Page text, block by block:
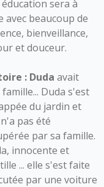
sera à
avec beaucoup de
bienveillance,
et douceur.
: Duda avait
Duda s'est
du jardin et
pas été
par sa famille.
innocente et
... elle s'est faite
par une voiture